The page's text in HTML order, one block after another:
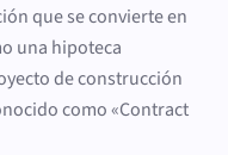
que se convierte en
una hipoteca
de construcción
como «Contract